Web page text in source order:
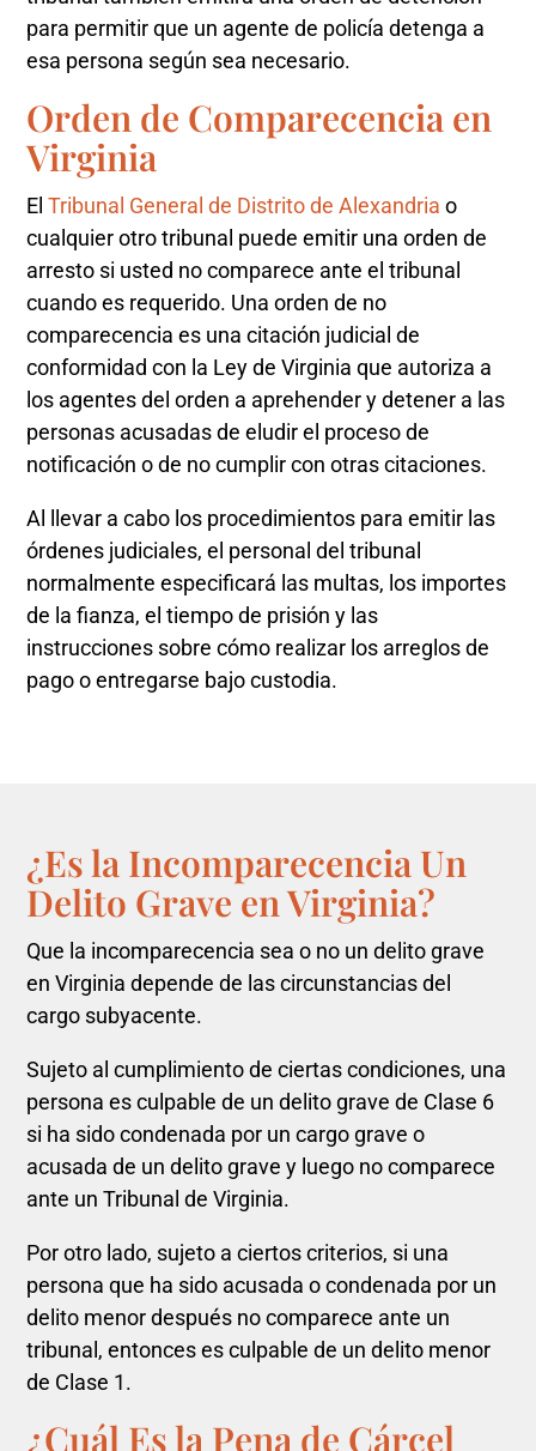
para permitir que un agente de policía detenga a
esa persona según sea necesario.
Orden de Comparecencia en
Virginia
El Tribunal General de Distrito de Alexandria o
cualquier otro tribunal puede emitir una orden de
arresto si usted no comparece ante el tribunal
cuando es requerido. Una orden de no
comparecencia es una citación judicial de
conformidad con la Ley de Virginia que autoriza a
los agentes del orden a aprehender y detener a las
personas acusadas de eludir el proceso de
notificación o de no cumplir con otras citaciones.
Al llevar a cabo los procedimientos para emitir las
órdenes judiciales, el personal del tribunal
normalmente especificará las multas, los importes
de la fianza, el tiempo de prisión y las
instrucciones sobre cómo realizar los arreglos de
pago o entregarse bajo custodia.
¿Es la Incomparecencia Un
Delito Grave en Virginia?
Que la incomparecencia sea o no un delito grave
en Virginia depende de las circunstancias del
cargo subyacente.
Sujeto al cumplimiento de ciertas condiciones, una
persona es culpable de un delito grave de Clase 6
si ha sido condenada por un cargo grave o
acusada de un delito grave y luego no comparece
ante un Tribunal de Virginia.
Por otro lado, sujeto a ciertos criterios, si una
persona que ha sido acusada o condenada por un
delito menor después no comparece ante un
tribunal, entonces es culpable de un delito menor
de Clase 1.
¿Cuál Es la Pena de Cárcel